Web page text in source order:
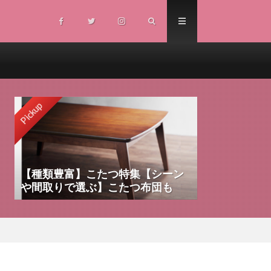
Pickup
【種類豊富】こたつ特集【シーン
や間取りで選ぶ】こたつ布団も